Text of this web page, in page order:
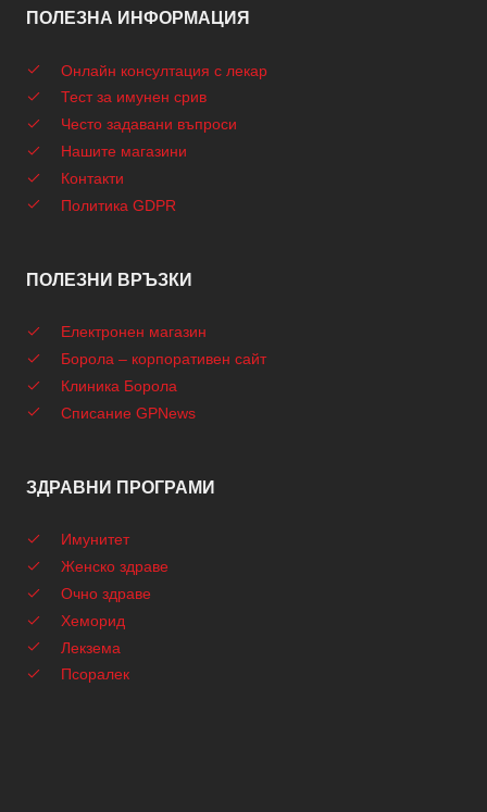
ПОЛЕЗНА ИНФОРМАЦИЯ
Онлайн консултация с лекар
Тест за имунен срив
Често задавани въпроси
Нашите магазини
Контакти
Политика GDPR
ПОЛЕЗНИ ВРЪЗКИ
Електронен магазин
Борола – корпоративен сайт
Клиника Борола
Списание GPNews
ЗДРАВНИ ПРОГРАМИ
Имунитет
Женско здраве
Очно здраве
Хеморид
Лекзема
Псоралек